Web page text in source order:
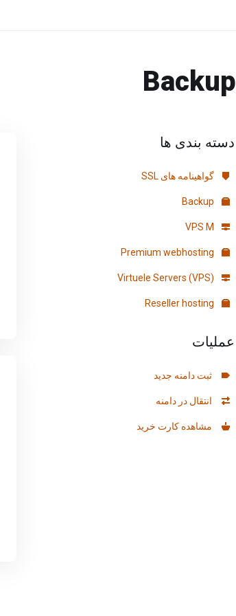
Backup
دسته بندی ها
گواهینامه های SSL
عملیات
ثبت دامنه جدید
انتقال در دامنه
مشاهده کارت خرید